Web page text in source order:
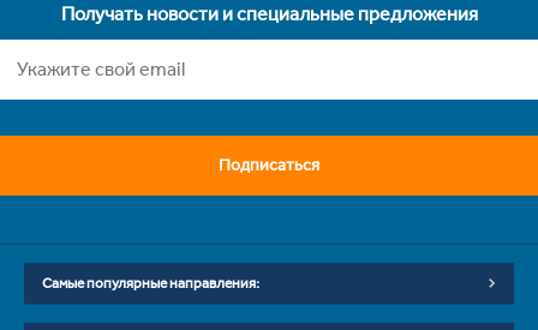
Получать новости и специальные предложения
Подписаться
Самые популярные направления: